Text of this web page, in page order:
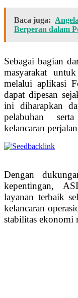
Baca juga:
Berperan dalam
Sebagai bagian
masyarakat
melalui aplikasi
dapat dipesan
ini diharapkan
pelabuhan
kelancaran
Dengan
kepentingan,
layanan terbaik
kelancaran
stabilitas ekonomi